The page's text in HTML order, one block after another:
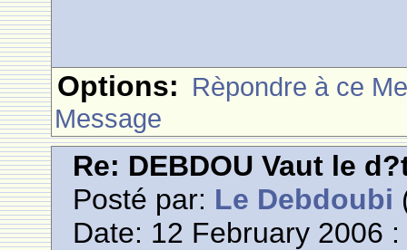
Options: Rèpondre à ce
Message
Re: DEBDOU Vaut le
Posté par: Le Debdoubi
Date: 12 February 2006